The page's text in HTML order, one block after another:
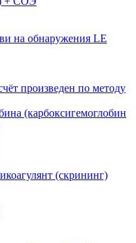
на обнаружения LE
произведен по методу
(карбоксигемоглобин
(скрининг)